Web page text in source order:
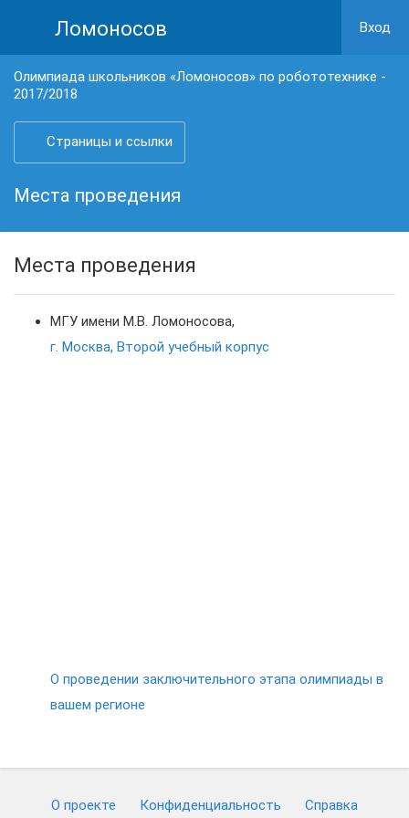
Ломоносов Вход
Олимпиада школьников «Ломоносов» по робототехнике -
2017/2018
Страницы и ссылки
Места проведения
Места проведения
МГУ имени М.В. Ломоносова,
г. Москва, Второй учебный корпус
О проведении заключительного этапа олимпиады в
вашем регионе
О проекте Конфиденциальность Cправка